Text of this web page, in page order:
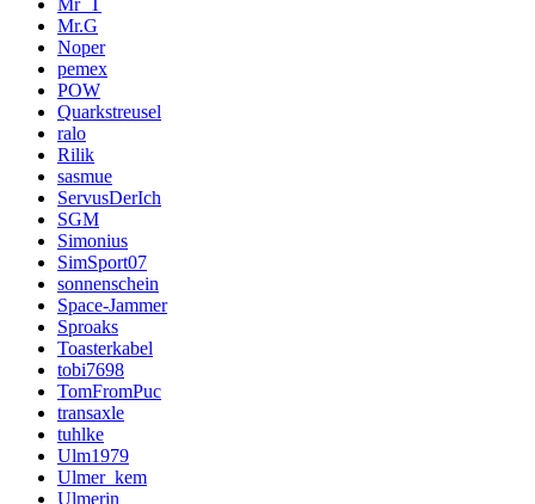
Mr_T
Mr.G
Noper
pemex
POW
Quarkstreusel
ralo
Rilik
sasmue
ServusDerIch
SGM
Simonius
SimSport07
sonnenschein
Space-Jammer
Sproaks
Toasterkabel
tobi7698
TomFromPuc
transaxle
tuhlke
Ulm1979
Ulmer_kem
Ulmerin